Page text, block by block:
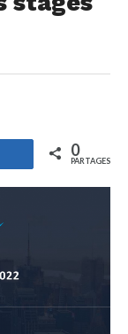
Partagez 0
PARTAGES